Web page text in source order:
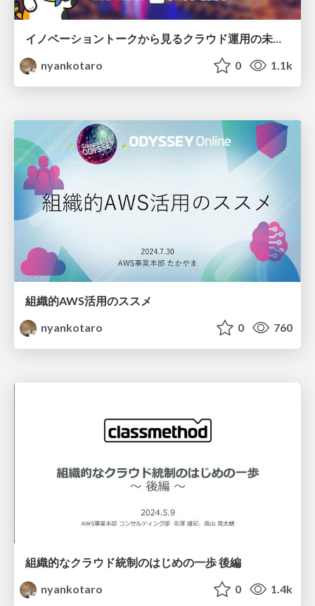
イノベーショントークから見る クラウド運用の未来を振り返ってみた
nyankotaro
0 1.1k
組織的AWS活用のススメ
nyankotaro
0 760
組織的なクラウド統制のはじめの一歩 後編
nyankotaro
0 1.4k